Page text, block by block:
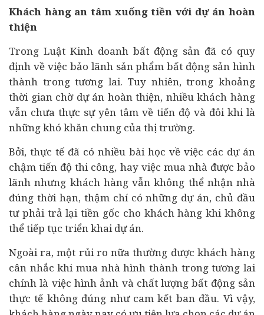
Khách hàng an tâm xuống tiền với dự án hoàn
thiện
Trong Luật Kinh doanh bất động sản đã có quy
định về việc bảo lãnh sản phẩm bất động sản hình
thành trong tương lai. Tuy nhiên, trong khoảng
thời gian chờ dự án hoàn thiện, nhiều khách hàng
vẫn chưa thực sự yên tâm về tiến độ và đôi khi là
những khó khăn chung của thị trường.
Bởi, thực tế đã có nhiều bài học về việc các dự án
chậm tiến độ thi công, hay việc mua nhà được bảo
lãnh nhưng khách hàng vẫn không thể nhận nhà
đúng thời hạn, thậm chí có những dự án, chủ đầu
tưphải trả lại tiền gốc cho khách hàng khi không
thể tiếp tục triển khai dự án.
Ngoài ra, một rủi ro nữa thường được khách hàng
cân nhắc khi mua nhà hình thành trong tương lai
chính là việc hình ảnh và chất lượng bất động sản
thực tế không đúng như cam kết ban đầu. Vì vậy,